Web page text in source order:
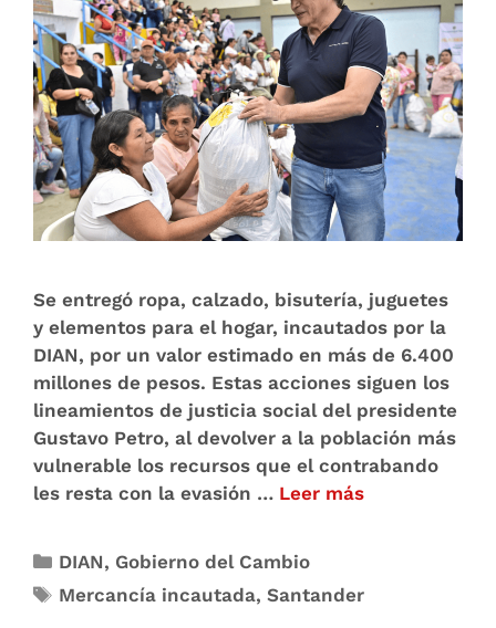
Se entregó ropa, calzado, bisutería, juguetes
y elementos para el hogar, incautados por la
DIAN, por un valor estimado en más de 6.400
millones de pesos. Estas acciones siguen los
lineamientos de justicia social del presidente
Gustavo Petro, al devolver a la población más
vulnerable los recursos que el contrabando
les resta con la evasión … Leer más
DIAN, Gobierno del Cambio
Mercancía incautada,Santander